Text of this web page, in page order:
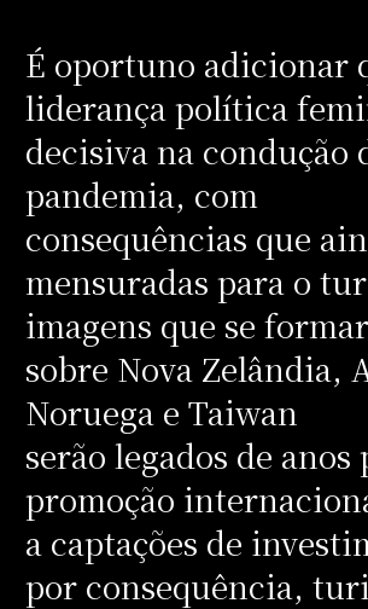
É oportuno adicionar
liderança política
decisiva na condução
pandemia, com
consequências que
mensuradas para o
imagens que se
sobre Nova Zelândia,
Noruega e Taiwan
serão legados de anos
promoção
a captações de
por consequência,